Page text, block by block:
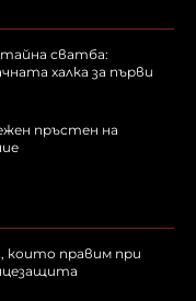
тайна сватба:
халка за първи
пръстен на
които правим при